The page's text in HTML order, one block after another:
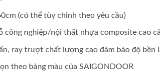
(có thể tùy chỉnh theo yêu cầu)
công nghiệp/nội thất nhựa composite cao
ray trượt chất lượng cao đảm bảo độ bền
theo bảng màu của SAIGONDOOR